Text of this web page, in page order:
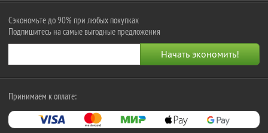
Сэкономьте до 90% при любых покупках
Подпишитесь на самые выгодные предложения
Принимаем к оплате: